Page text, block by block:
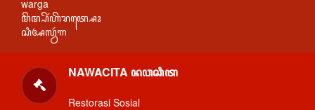
warga
ꦩꦼꦩ꧀ꦥꦼꦂꦲꦼꦫꦠ꧀ꦱꦺꦴ
ꦱꦶꦄꦭ꧀ꦮꦂꦒ
NAWACITA ꦤꦮꦕꦶꦠ
Restorasi Sosial